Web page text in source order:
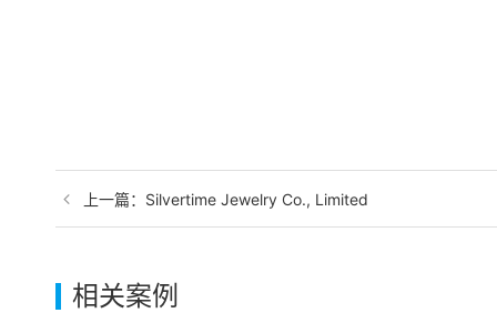
上一篇：Silvertime Jewelry Co., Limited
相关案例